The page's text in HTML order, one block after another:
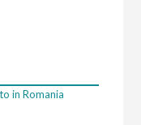
in Romania